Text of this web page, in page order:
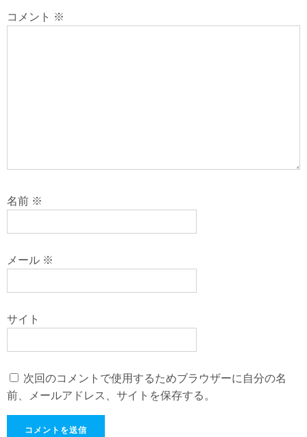
コメント ※
名前 ※
メール ※
サイト
次回のコメントで使用するためブラウザーに自分の名
前、メールアドレス、サイトを保存する。